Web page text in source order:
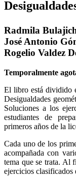
Radmila
José Antonio
Rogelio Valdez
Temporalmente
El libro está dividido
Desigualdades
Soluciones a los
estudiantes de
primeros años de la
Cada uno de los
acompañada con
tema que se trata. Al
ejercicios